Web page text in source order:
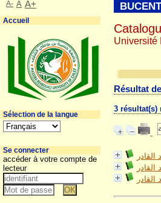
Résultat
القادر
القادر
القادر
Université
A- A A+
Accueil
Sélection de la langue
Se connecter
accéder à votre compte de
lecteur